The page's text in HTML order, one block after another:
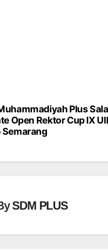
Plus
Open Rektor Cup IX
SDM PLUS